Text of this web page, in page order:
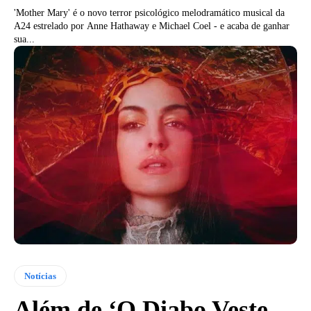
'Mother Mary' é o novo terror psicológico melodramático musical da
A24 estrelado por Anne Hathaway e Michael Coel - e acaba de ganhar
sua...
Notícias